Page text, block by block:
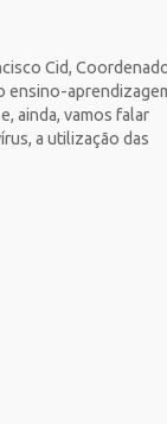
Cid,
ensino-
ainda, vamos falar
a utilização das